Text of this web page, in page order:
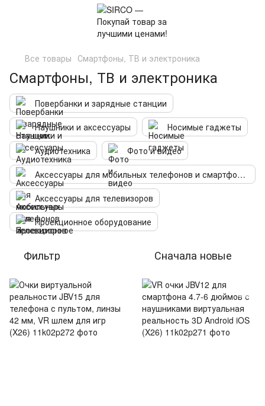
Все товары Смартфоны, ТВ и электроника
Смартфоны, ТВ и электроника
Повербанки и зарядные станции
Наушники и аксессуары
Носимые гаджеты
Аудиотехника
Фото и видео
Аксессуары для мобильных телефонов и смартфонов
Аксессуары для телевизоров
Проекционное оборудование
Фильтр Сначала новые